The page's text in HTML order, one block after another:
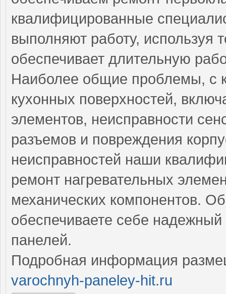
квалифицированные
выполняют работу, используя
обеспечивает длительную
Наиболее общие проблемы, с
кухонных поверхностей,
элементов, неисправности
разъемов и повреждения
неисправностей наши
ремонт нагревательных
механических компонентов.
обеспечиваете себе
панелей.
Подробная информация
varochnyh-paneley-hit.ru